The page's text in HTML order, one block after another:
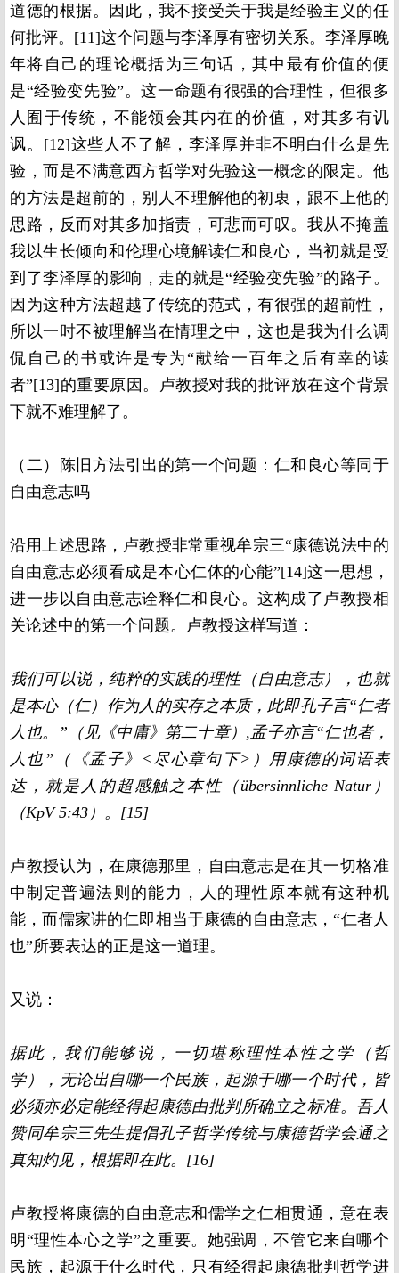
道德的根据。因此，我不接受关于我是经验主义的任
何批评。[11]这个问题与李泽厚有密切关系。李泽厚晚
年将自己的理论概括为三句话，其中最有价值的便
是“经验变先验”。这一命题有很强的合理性，但很多
人囿于传统，不能领会其内在的价值，对其多有讥
讽。[12]这些人不了解，李泽厚并非不明白什么是先
验，而是不满意西方哲学对先验这一概念的限定。他
的方法是超前的，别人不理解他的初衷，跟不上他的
思路，反而对其多加指责，可悲而可叹。我从不掩盖
我以生长倾向和伦理心境解读仁和良心，当初就是受
到了李泽厚的影响，走的就是“经验变先验”的路子。
因为这种方法超越了传统的范式，有很强的超前性，
所以一时不被理解当在情理之中，这也是我为什么调
侃自己的书或许是专为“献给一百年之后有幸的读
者”[13]的重要原因。卢教授对我的批评放在这个背景
下就不难理解了。
（二）陈旧方法引出的第一个问题：仁和良心等同于
自由意志吗
沿用上述思路，卢教授非常重视牟宗三“康德说法中的
自由意志必须看成是本心仁体的心能”[14]这一思想，
进一步以自由意志诠释仁和良心。这构成了卢教授相
关论述中的第一个问题。卢教授这样写道：
我们可以说，纯粹的实践的理性（自由意志），也就
是本心（仁）作为人的实存之本质，此即孔子言“仁者
人也。”（见《中庸》第二十章）,孟子亦言“仁也者，
人也”（《孟子》<尽心章句下>）用康德的词语表
达，就是人的超感触之本性（übersinnliche Natur）
（KpV 5:43）。[15]
卢教授认为，在康德那里，自由意志是在其一切格准
中制定普遍法则的能力，人的理性原本就有这种机
能，而儒家讲的仁即相当于康德的自由意志，“仁者人
也”所要表达的正是这一道理。
又说：
据此，我们能够说，一切堪称理性本性之学（哲
学），无论出自哪一个民族，起源于哪一个时代，皆
必须亦必定能经得起康德由批判所确立之标准。吾人
赞同牟宗三先生提倡孔子哲学传统与康德哲学会通之
真知灼见，根据即在此。[16]
卢教授将康德的自由意志和儒学之仁相贯通，意在表
明“理性本心之学”之重要。她强调，不管它来自哪个
民族，起源于什么时代，只有经得起康德批判哲学进